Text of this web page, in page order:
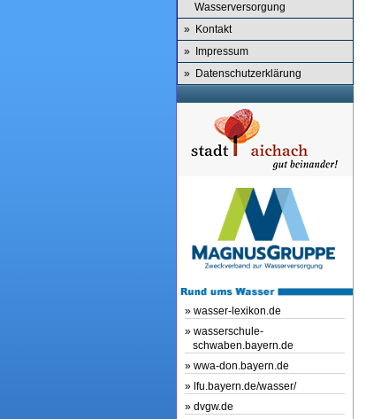
Wasserversorgung
» Kontakt
» Impressum
» Datenschutzerklärung
» wasser-lexikon.de
» wasserschule-
schwaben.bayern.de
» wwa-don.bayern.de
» lfu.bayern.de/wasser/
» dvgw.de